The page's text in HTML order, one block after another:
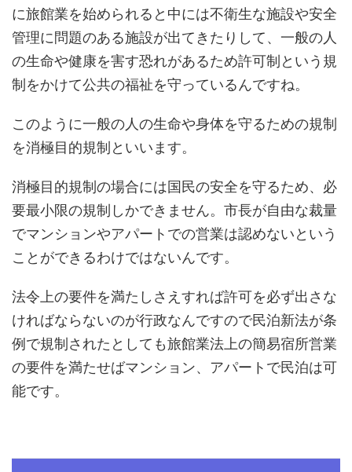
に旅館業を始められると中には不衛生な施設や安全
管理に問題のある施設が出てきたりして、一般の人
の生命や健康を害す恐れがあるため許可制という規
制をかけて公共の福祉を守っているんですね。
このように一般の人の生命や身体を守るための規制
を消極目的規制といいます。
消極目的規制の場合には国民の安全を守るため、必
要最小限の規制しかできません。市長が自由な裁量
でマンションやアパートでの営業は認めないという
ことができるわけではないんです。
法令上の要件を満たしさえすれば許可を必ず出さな
ければならないのが行政なんですので民泊新法が条
例で規制されたとしても旅館業法上の簡易宿所営業
の要件を満たせばマンション、アパートで民泊は可
能です。